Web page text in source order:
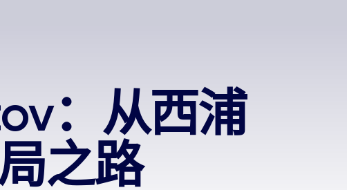
：从西浦
之路